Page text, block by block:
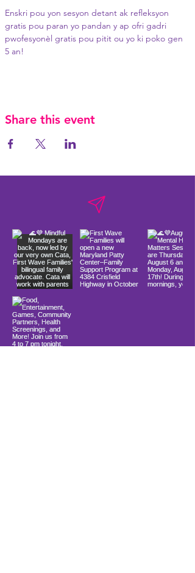
Enskri pou yon sesyon detant ak refleksyon
gratis pou paran yo pandan y ap ofri gadri
pwofesyonèl gratis pou pitit ou yo ki poko gen
5 an!
Share this event